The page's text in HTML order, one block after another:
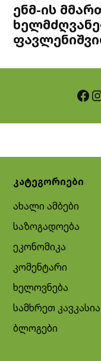
ენმ-ის
Facebook
კატეგორიები
ახალი ამბები
საზოგადოება
ეკონომიკა
კომენტარი
ხელოვნება
სამხრეთ კავკასია
ბლოგები